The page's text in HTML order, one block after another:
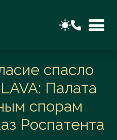
спасло
Палата
спорам
Роспатента